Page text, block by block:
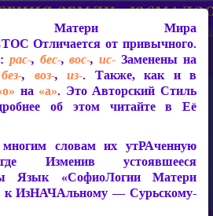
Матери Мира
Отличается от привычного.
рас-, бес-,вос-,ис- Заменены на
без-, воз-,из-. Также, как и в
на «а». Это Авторский Стиль
об этом читайте в Её
словам их утРАченную
где Изменив устоявшееся
Язык «СофиоЛогии Матери
к ИзНАЧАльному — Сурьскому-